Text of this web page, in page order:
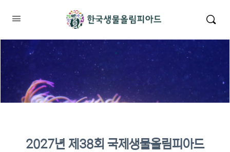
2027년 제38회 국제생물올림피아드